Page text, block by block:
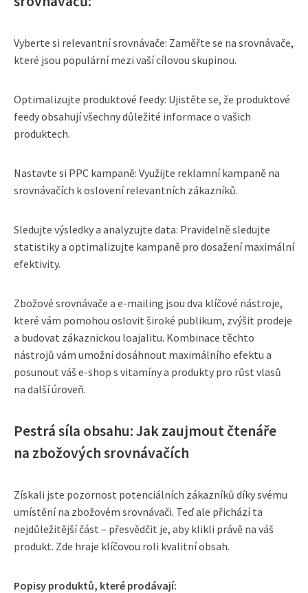
Vyberte si relevantní srovnávače: Zaměřte se na srovnávače,
které jsou populární mezi vaší cílovou skupinou.
Optimalizujte produktové feedy: Ujistěte se, že produktové
feedy obsahují všechny důležité informace o vašich
produktech.
Nastavte si PPC kampaně: Využijte reklamní kampaně na
srovnávačích k oslovení relevantních zákazníků.
Sledujte výsledky a analyzujte data: Pravidelně sledujte
statistiky a optimalizujte kampaně pro dosažení maximální
efektivity.
Zbožové srovnávače a e-mailing jsou dva klíčové nástroje,
které vám pomohou oslovit široké publikum, zvýšit prodeje
a budovat zákaznickou loajalitu. Kombinace těchto
nástrojů vám umožní dosáhnout maximálního efektu a
posunout váš e-shop s vitamíny a produkty pro růst vlasů
na další úroveň.
Pestrá síla obsahu: Jak zaujmout čtenáře
na zbožových srovnávačích
Získali jste pozornost potenciálních zákazníků díky svému
umístění na zbožovém srovnávači. Teď ale přichází ta
nejdůležitější část – přesvědčit je, aby klikli právě na váš
produkt. Zde hraje klíčovou roli kvalitní obsah.
Popisy produktů, které prodávají: